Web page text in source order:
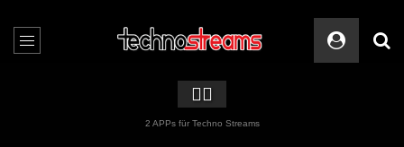
🏳️‍🌈
2 APPs für Techno Streams